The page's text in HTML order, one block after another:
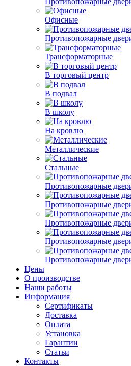
Офисные
Противопожарные
Трансформаторные
В торговый центр
В подвал
В школу
На кровлю
Металлические
Стальные
Противопожарные
Противопожарные
Противопожарные
Противопожарные
Противопожарные
Цены
О производстве
Наши работы
Информация
Сертификаты
Доставка
Оплата
Установка
Гарантии
Статьи
Контакты